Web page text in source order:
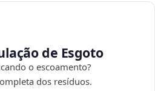
de Esgoto
o escoamento?
dos resíduos.